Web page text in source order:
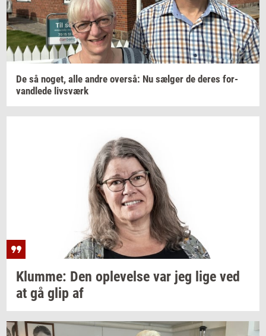
De så noget, alle andre over­så: Nu sæl­ger de deres for­
vand­le­de livs­værk
Klum­me: Den op­le­vel­se var jeg lige ved
at gå glip af